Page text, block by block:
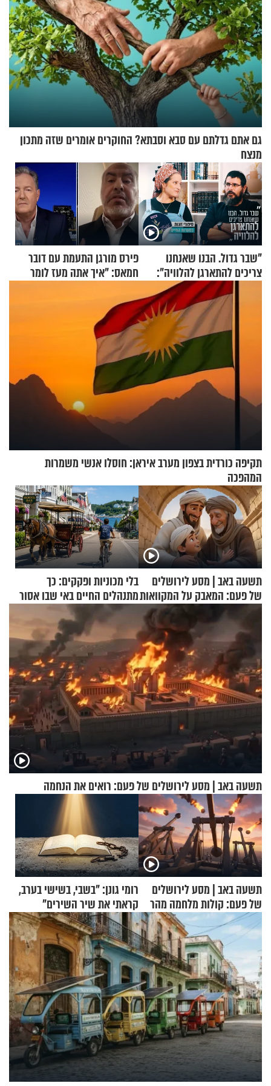
גם אתם גדלתם עם סבא וסבתא? החוקרים אומרים שזה מתכון
מנצח
"שבר גדול. הבנו שאנחנו
צריכים להתארגן להלוויה":
זוגיות במבחן, הפעם עם מרים
וגד דנינו
פירס מורגן התעמת עם דובר
חמאס: "איך אתה מעז לומר
תקיפה כורדית בצפון מערב איראן: חוסלו אנשי משמרות
המהפכה
תשעה באב | מסע לירושלים
של פעם: המאבק על המקוואות
בלי מכוניות ופקקים: כך
מתנהלים החיים באי שבו אסור
לנהוג כבר יותר מ-120 שנה
תשעה באב | מסע לירושלים של פעם: רואים את הנחמה
תשעה באב | מסע לירושלים
של פעם: קולות מלחמה מהר
הזיתים
רומי גונן: "בשבי, בשישי בערב,
קראתי את שיר השירים"